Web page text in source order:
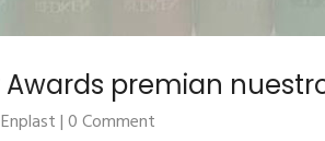
Awards premian
| 0 Comment